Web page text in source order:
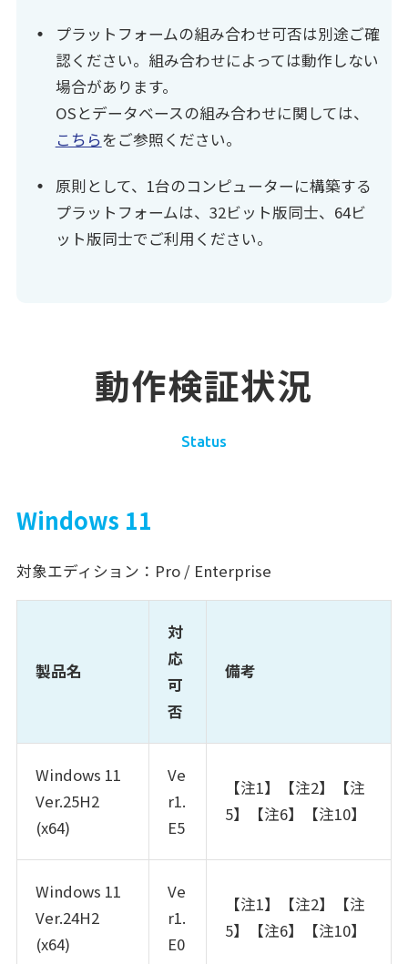
プラットフォームの組み合わせ可否は別途ご確
認ください。組み合わせによっては動作しない
場合があります。
OSとデータベースの組み合わせに関しては、
こちらをご参照ください。
原則として、1台のコンピューターに構築する
プラットフォームは、32ビット版同士、64ビ
ット版同士でご利用ください。
動作検証状況
Status
Windows 11
対象エディション：Pro / Enterprise
製品名
対
応
可
否
備考
Windows 11
Ver.25H2
(x64)
Ve
r1.
E5
【注1】【注2】【注
5】【注6】【注10】
Windows 11
Ver.24H2
(x64)
Ve
r1.
E0
【注1】【注2】【注
5】【注6】【注10】